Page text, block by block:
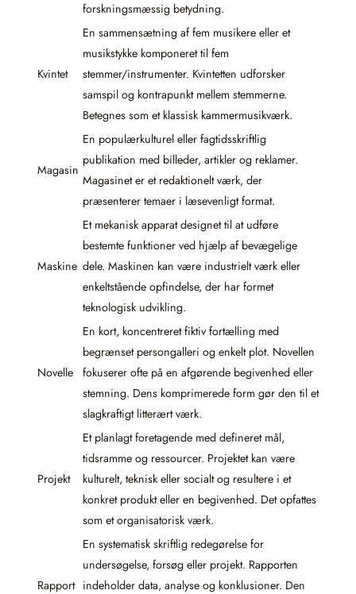
forskningsmæssig betydning.
Kvintet
En sammensætning af fem musikere eller et
musikstykke komponeret til fem
stemmer/instrumenter. Kvintetten udforsker
samspil og kontrapunkt mellem stemmerne.
Betegnes som et klassisk kammermusikværk.
Magasin
En populærkulturel eller fagtidsskriftlig
publikation med billeder, artikler og reklamer.
Magasinet er et redaktionelt værk, der
præsenterer temaer i læsevenligt format.
Maskine
Et mekanisk apparat designet til at udføre
bestemte funktioner ved hjælp af bevægelige
dele. Maskinen kan være industrielt værk eller
enkeltstående opfindelse, der har formet
teknologisk udvikling.
Novelle
En kort, koncentreret fiktiv fortælling med
begrænset persongalleri og enkelt plot. Novellen
fokuserer ofte på en afgørende begivenhed eller
stemning. Dens komprimerede form gør den til et
slagkraftigt litterært værk.
Projekt
Et planlagt foretagende med defineret mål,
tidsramme og ressourcer. Projektet kan være
kulturelt, teknisk eller socialt og resultere i et
konkret produkt eller en begivenhed. Det opfattes
som et organisatorisk værk.
Rapport
En systematisk skriftlig redegørelse for
undersøgelse, forsøg eller projekt. Rapporten
indeholder data, analyse og konklusioner. Den